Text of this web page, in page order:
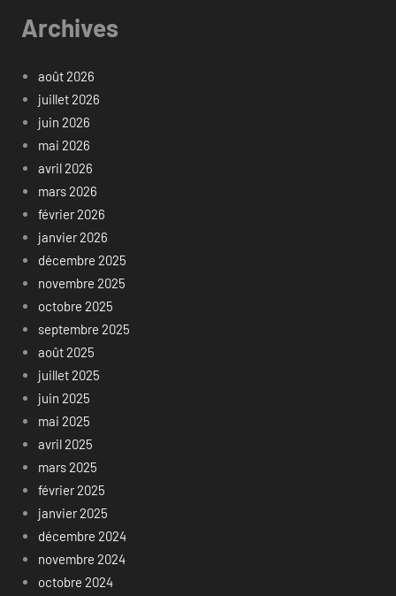
Archives
août 2026
juillet 2026
juin 2026
mai 2026
avril 2026
mars 2026
février 2026
janvier 2026
décembre 2025
novembre 2025
octobre 2025
septembre 2025
août 2025
juillet 2025
juin 2025
mai 2025
avril 2025
mars 2025
février 2025
janvier 2025
décembre 2024
novembre 2024
octobre 2024